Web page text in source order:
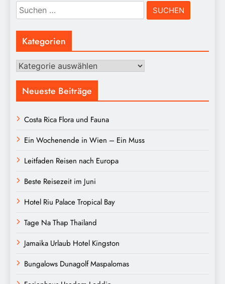
Suchen
nach:
Kategorien
Kategorien
Neueste Beiträge
Costa Rica Flora und Fauna
Ein Wochenende in Wien – Ein Muss
Leitfaden Reisen nach Europa
Beste Reisezeit im Juni
Hotel Riu Palace Tropical Bay
Tage Na Thap Thailand
Jamaika Urlaub Hotel Kingston
Bungalows Dunagolf Maspalomas